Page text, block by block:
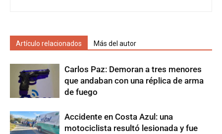
Artículo relacionados Más del autor
Carlos Paz: Demoran a tres menores
que andaban con una réplica de arma
de fuego
Accidente en Costa Azul: una
motociclista resultó lesionada y fue